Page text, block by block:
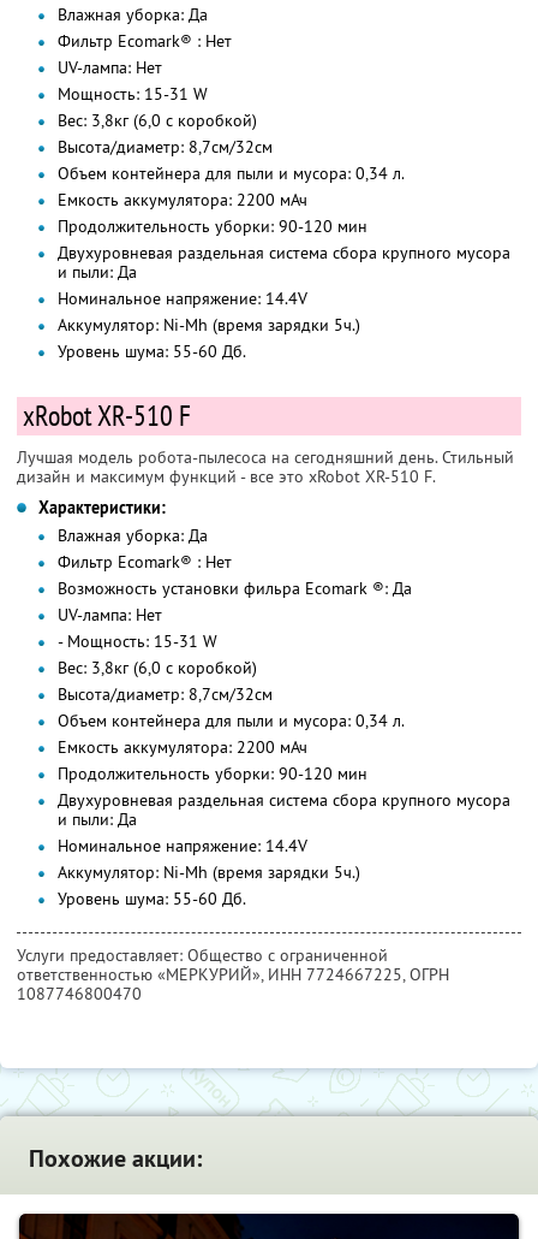
Влажная уборка: Да
Фильтр Ecomark® : Нет
UV-лампа: Нет
Мощность: 15-31 W
Вес: 3,8кг (6,0 с коробкой)
Высота/диаметр: 8,7см/32см
Объем контейнера для пыли и мусора: 0,34 л.
Емкость аккумулятора: 2200 мАч
Продолжительность уборки: 90-120 мин
Двухуровневая раздельная система сбора крупного мусора
и пыли: Да
Номинальное напряжение: 14.4V
Аккумулятор: Ni-Mh (время зарядки 5ч.)
Уровень шума: 55-60 Дб.
xRobot XR-510 F
Лучшая модель робота-пылесоса на сегодняшний день. Стильный
дизайн и максимум функций - все это xRobot XR-510 F.
Характеристики:
Влажная уборка: Да
Фильтр Ecomark® : Нет
Возможность установки фильра Ecomark ®: Да
UV-лампа: Нет
- Мощность: 15-31 W
Вес: 3,8кг (6,0 с коробкой)
Высота/диаметр: 8,7см/32см
Объем контейнера для пыли и мусора: 0,34 л.
Емкость аккумулятора: 2200 мАч
Продолжительность уборки: 90-120 мин
Двухуровневая раздельная система сбора крупного мусора
и пыли: Да
Номинальное напряжение: 14.4V
Аккумулятор: Ni-Mh (время зарядки 5ч.)
Уровень шума: 55-60 Дб.
Услуги предоставляет: Oбщество с ограниченной
ответственностью «МЕРКУРИЙ», ИНН 7724667225, ОГРН
1087746800470
Похожие акции: